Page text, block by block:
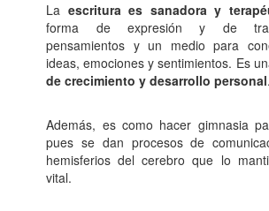
La escritura es sanadora y
forma de expresión y de
pensamientos y un medio para
ideas, emociones y sentimientos. Es
de crecimiento y desarrollo personal.
Además, es como hacer gimnasia
pues se dan procesos de
hemisferios del cerebro que lo
vital.